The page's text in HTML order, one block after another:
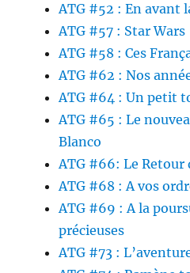
ATG #52 : En avant
ATG #57 : Star Wars
ATG #58 : Ces
ATG #62 : Nos
ATG #64 : Un petit
ATG #65 : Le
Blanco
ATG #66: Le Retour
ATG #68 : A vos
ATG #69 : A la
précieuses
ATG #73 :